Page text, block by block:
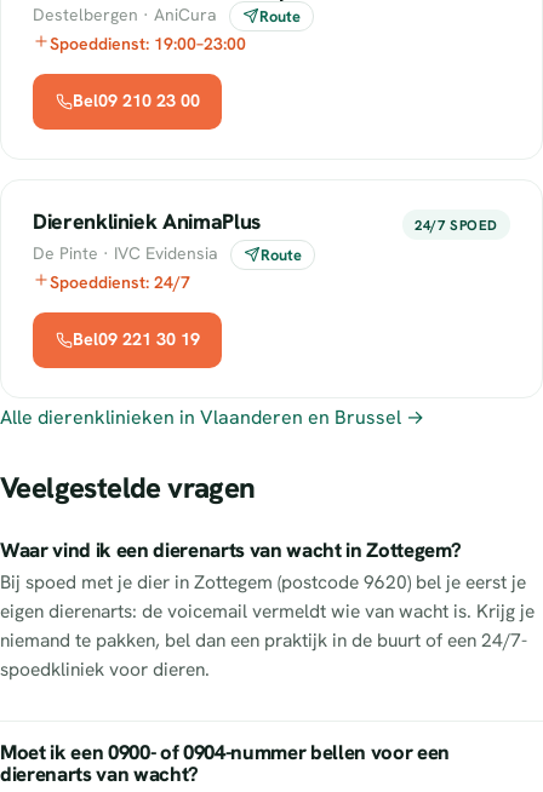
Destelbergen · AniCura Route
Spoeddienst: 19:00–23:00
Bel09 210 23 00
Dierenkliniek AnimaPlus 24/7 SPOED
De Pinte · IVC Evidensia Route
Spoeddienst: 24/7
Bel09 221 30 19
Alle dierenklinieken in Vlaanderen en Brussel →
Veelgestelde vragen
Waar vind ik een dierenarts van wacht in Zottegem?
Bij spoed met je dier in Zottegem (postcode 9620) bel je eerst je
eigen dierenarts: de voicemail vermeldt wie van wacht is. Krijg je
niemand te pakken, bel dan een praktijk in de buurt of een 24/7-
spoedkliniek voor dieren.
Moet ik een 0900- of 0904-nummer bellen voor een
dierenarts van wacht?